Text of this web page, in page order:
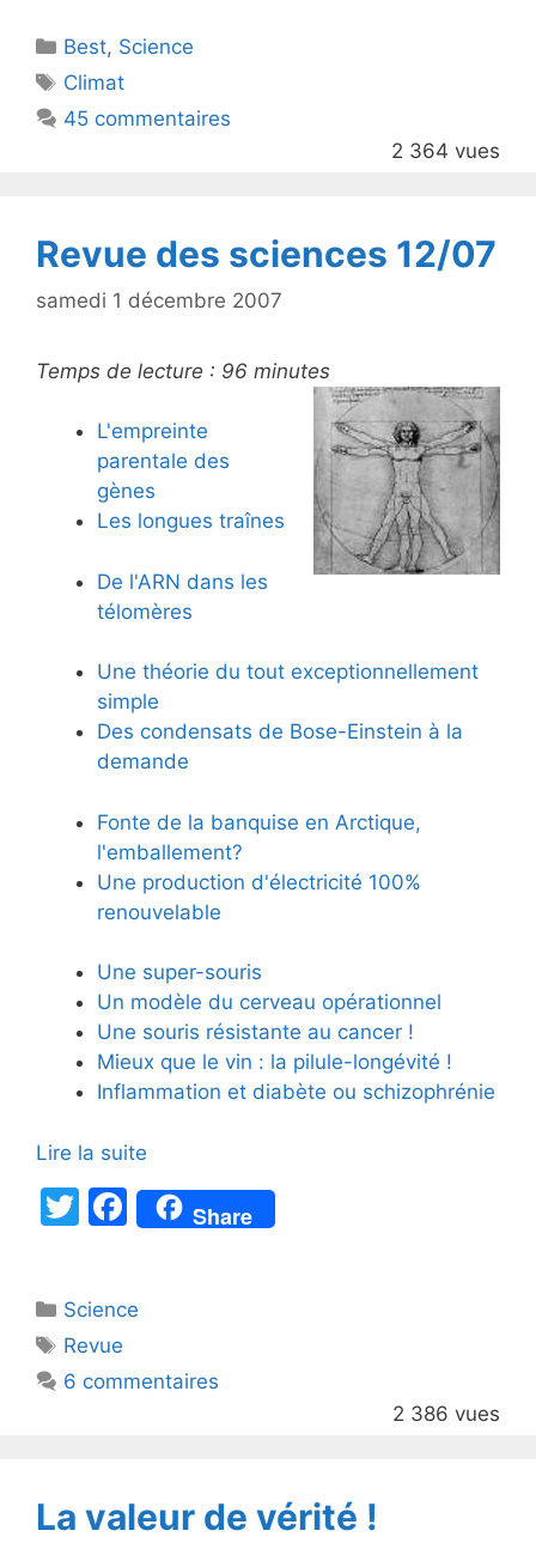
er e
o
Catégories
Best, Science
Étiquettes
Climat
45 commentaires
2 364 vues
Revue des sciences 12/07
samedi 1 décembre 2007
Temps de lecture : 96 minutes
L'empreinte
parentale des
gènes
Les longues traînes
De l'ARN dans les
télomères
Une théorie du tout exceptionnellement
simple
Des condensats de Bose-Einstein à la
demande
Fonte de la banquise en Arctique,
l'emballement?
Une production d'électricité 100%
renouvelable
Une super-souris
Un modèle du cerveau opérationnel
Une souris résistante au cancer !
Mieux que le vin : la pilule-longévité !
Inflammation et diabète ou schizophrénie
Lire la suite
T
er
F
a
e
o
Share
Catégories
Science
Étiquettes
Revue
6 commentaires
2 386 vues
La valeur de vérité !